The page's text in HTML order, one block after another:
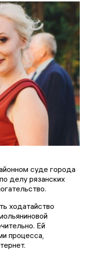
суде города
делу рязанских
ходатайство
Ей
процесса,